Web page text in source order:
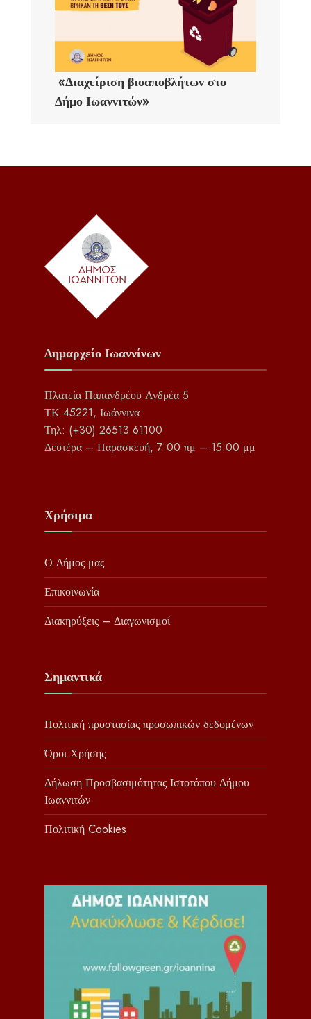
«Διαχείριση βιοαποβλήτων στο
Δήμο Ιωαννιτών»
Δημαρχείο Ιωαννίνων
Πλατεία Παπανδρέου Ανδρέα 5
ΤΚ 45221, Ιωάννινα
Τηλ: (+30) 26513 61100
Δευτέρα – Παρασκευή, 7:00 πμ – 15:00 μμ
Χρήσιμα
Ο Δήμος μας
Επικοινωνία
Διακηρύξεις – Διαγωνισμοί
Σημαντικά
Πολιτική προστασίας προσωπικών δεδομένων
Όροι Χρήσης
Δήλωση Προσβασιμότητας Ιστοτόπου Δήμου
Ιωαννιτών
Πολιτική Cookies